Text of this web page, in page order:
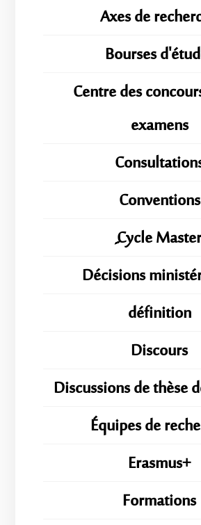
Axes de
Bourses
Centre des
examens
Conventions
ِِِCycle Master
Décisions
définition
Discours
Discussions de thèse
Équipes de
Erasmus+
Formations